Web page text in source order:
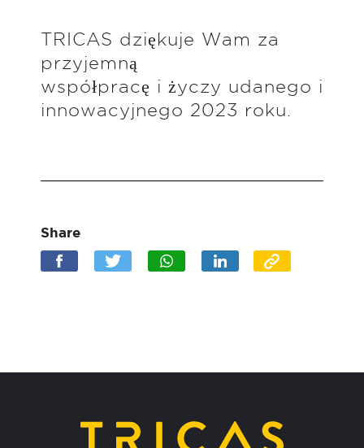
TRICAS dziękuje Wam za
przyjemną
współpracę i życzy udanego i
innowacyjnego 2023 roku.
Share